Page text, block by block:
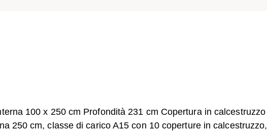
100 x 250 cm Profondità 231 cm Copertura in calcestruzzo
250 cm, classe di carico A15 con 10 coperture in